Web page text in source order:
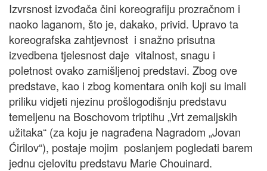
Izvrsnost izvođača čini koreografiju prozračnom i
naoko laganom, što je, dakako, privid. Upravo ta
koreografska zahtjevnost i snažno prisutna
izvedbena tjelesnost daje vitalnost, snagu i
poletnost ovako zamišljenoj predstavi. Zbog ove
predstave, kao i zbog komentara onih koji su imali
priliku vidjeti njezinu prošlogodišnju predstavu
temeljenu na Boschovom triptihu „Vrt zemaljskih
užitaka“ (za koju je nagrađena Nagradom „Jovan
Ćirilov“), postaje mojim poslanjem pogledati barem
jednu cjelovitu predstavu Marie Chouinard.